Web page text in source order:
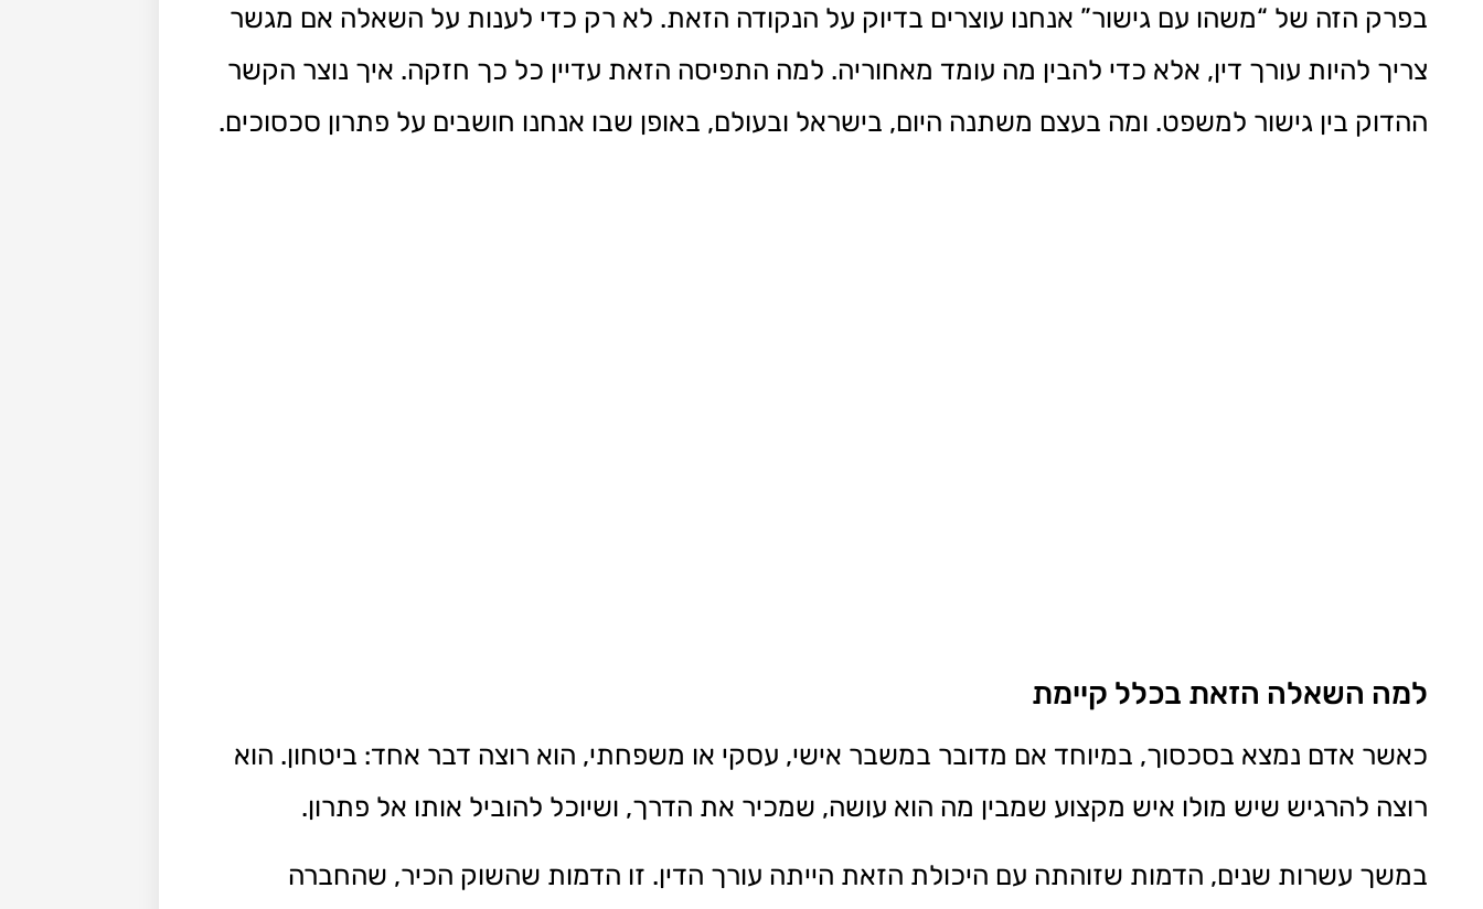
בפרק הזה של “משהו עם גישור” אנחנו עוצרים בדיוק על הנקודה הזאת. לא רק כדי לענות על השאלה אם מגשר
צריך להיות עורך דין, אלא כדי להבין מה עומד מאחוריה. למה התפיסה הזאת עדיין כל כך חזקה. איך נוצר הקשר
ההדוק בין גישור למשפט. ומה בעצם משתנה היום, בישראל ובעולם, באופן שבו אנחנו חושבים על פתרון סכסוכים.
למה השאלה הזאת בכלל קיימת
כאשר אדם נמצא בסכסוך, במיוחד אם מדובר במשבר אישי, עסקי או משפחתי, הוא רוצה דבר אחד: ביטחון. הוא
רוצה להרגיש שיש מולו איש מקצוע שמבין מה הוא עושה, שמכיר את הדרך, ושיוכל להוביל אותו אל פתרון.
במשך עשרות שנים, הדמות שזוהתה עם היכולת הזאת הייתה עורך הדין. זו הדמות שהשוק הכיר, שהחברה